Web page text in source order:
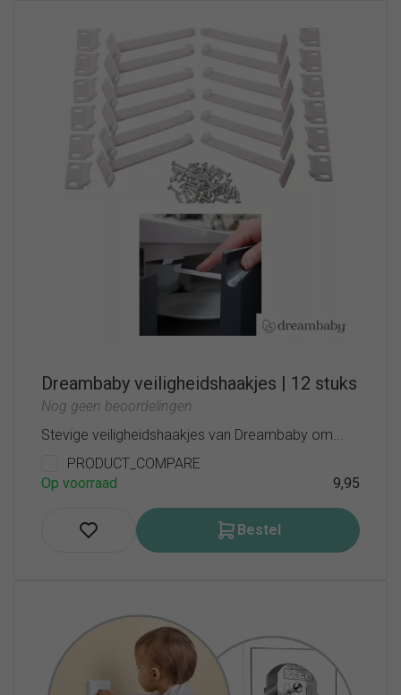
Dreambaby veiligheidshaakjes | 12 stuks
Nog geen beoordelingen
Stevige veiligheidshaakjes van Dreambaby om...
PRODUCT_COMPARE
Op voorraad
9,95
Bestel